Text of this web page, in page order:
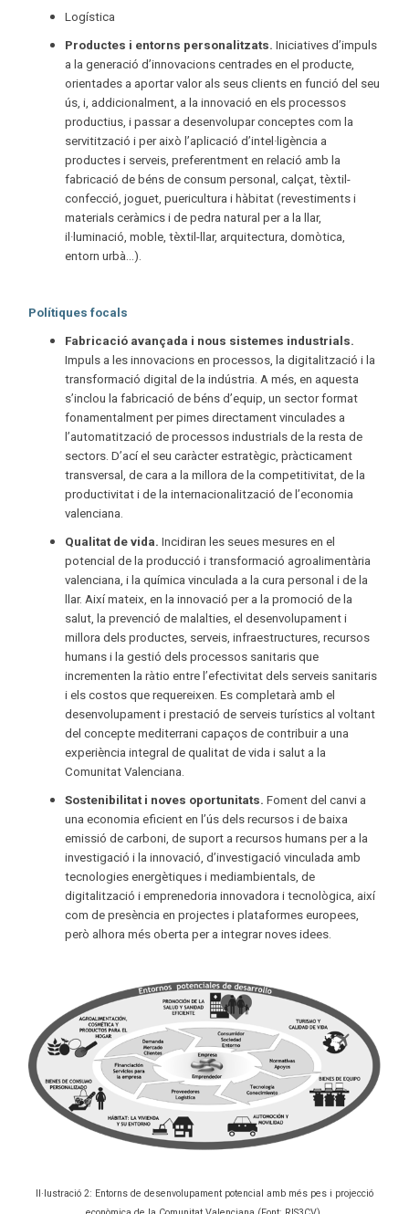
Logística
Productes i entorns personalitzats. Iniciatives d’impuls
a la generació d’innovacions centrades en el producte,
orientades a aportar valor als seus clients en funció del seu
ús, i, addicionalment, a la innovació en els processos
productius, i passar a desenvolupar conceptes com la
servitització i per això l’aplicació d’intel·ligència a
productes i serveis, preferentment en relació amb la
fabricació de béns de consum personal, calçat, tèxtil-
confecció, joguet, puericultura i hàbitat (revestiments i
materials ceràmics i de pedra natural per a la llar,
il·luminació, moble, tèxtil-llar, arquitectura, domòtica,
entorn urbà...).
Polítiques focals
Fabricació avançada i nous sistemes industrials.
Impuls a les innovacions en processos, la digitalització i la
transformació digital de la indústria. A més, en aquesta
s’inclou la fabricació de béns d’equip, un sector format
fonamentalment per pimes directament vinculades a
l’automatització de processos industrials de la resta de
sectors. D’ací el seu caràcter estratègic, pràcticament
transversal, de cara a la millora de la competitivitat, de la
productivitat i de la internacionalització de l’economia
valenciana.
Qualitat de vida. Incidiran les seues mesures en el
potencial de la producció i transformació agroalimentària
valenciana, i la química vinculada a la cura personal i de la
llar. Així mateix, en la innovació per a la promoció de la
salut, la prevenció de malalties, el desenvolupament i
millora dels productes, serveis, infraestructures, recursos
humans i la gestió dels processos sanitaris que
incrementen la ràtio entre l’efectivitat dels serveis sanitaris
i els costos que requereixen. Es completarà amb el
desenvolupament i prestació de serveis turístics al voltant
del concepte mediterrani capaços de contribuir a una
experiència integral de qualitat de vida i salut a la
Comunitat Valenciana.
Sostenibilitat i noves oportunitats. Foment del canvi a
una economia eficient en l’ús dels recursos i de baixa
emissió de carboni, de suport a recursos humans per a la
investigació i la innovació, d’investigació vinculada amb
tecnologies energètiques i mediambientals, de
digitalització i emprenedoria innovadora i tecnològica, així
com de presència en projectes i plataformes europees,
però alhora més oberta per a integrar noves idees.
Il·lustració 2: Entorns de desenvolupament potencial amb més pes i projecció